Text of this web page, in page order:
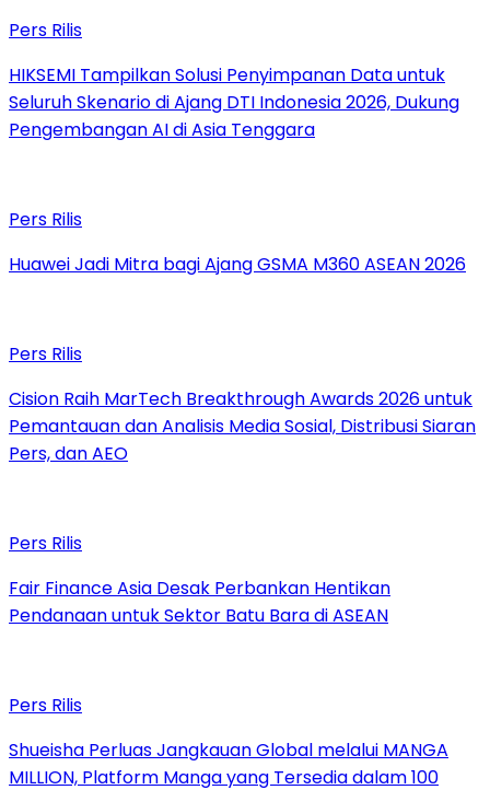
Pers Rilis
HIKSEMI Tampilkan Solusi Penyimpanan Data untuk
Seluruh Skenario di Ajang DTI Indonesia 2026, Dukung
Pengembangan AI di Asia Tenggara
Pers Rilis
Huawei Jadi Mitra bagi Ajang GSMA M360 ASEAN 2026
Pers Rilis
Cision Raih MarTech Breakthrough Awards 2026 untuk
Pemantauan dan Analisis Media Sosial, Distribusi Siaran
Pers, dan AEO
Pers Rilis
Fair Finance Asia Desak Perbankan Hentikan
Pendanaan untuk Sektor Batu Bara di ASEAN
Pers Rilis
Shueisha Perluas Jangkauan Global melalui MANGA
MILLION, Platform Manga yang Tersedia dalam 100